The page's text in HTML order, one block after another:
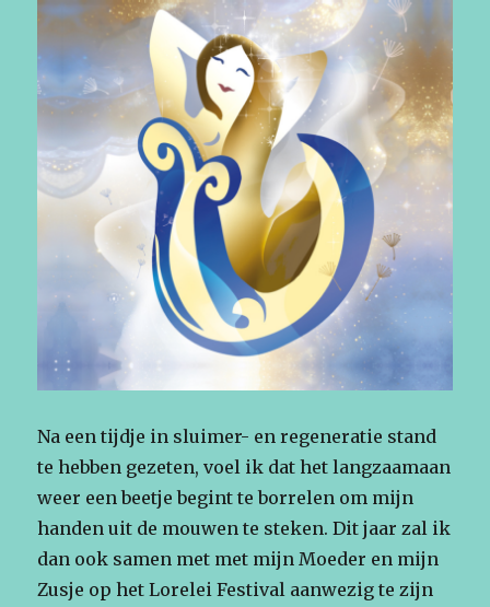
Na een tijdje in sluimer- en regeneratie stand
te hebben gezeten, voel ik dat het langzaamaan
weer een beetje begint te borrelen om mijn
handen uit de mouwen te steken. Dit jaar zal ik
dan ook samen met met mijn Moeder en mijn
Zusje op het Lorelei Festival aanwezig te zijn